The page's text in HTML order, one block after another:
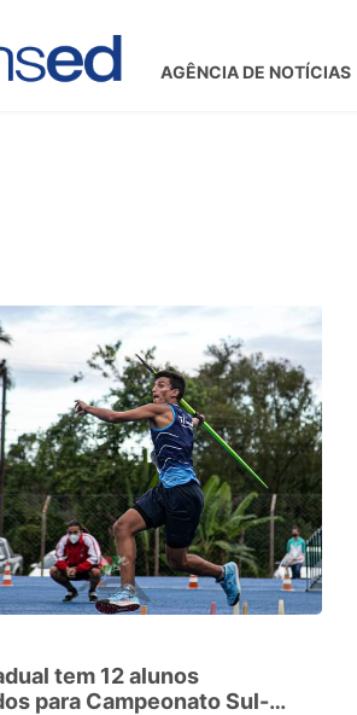
AGÊNCIA DE NOTÍCIAS
tem 12 alunos
para Campeonato Sul-